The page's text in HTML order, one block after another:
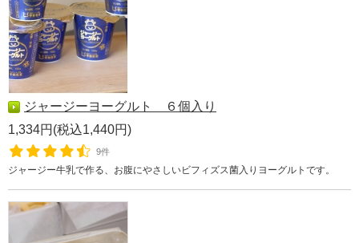
ジャージーヨーグルト ６個入り
1,334円(税込1,440円)
9件
ジャージー牛乳で作る、お腹にやさしいビフィズス菌入りヨーグルトです。